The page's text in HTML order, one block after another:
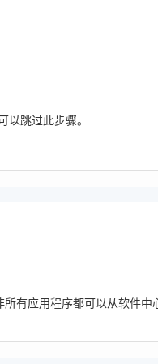
跳过此步骤。
有应用程序都可以从软件中